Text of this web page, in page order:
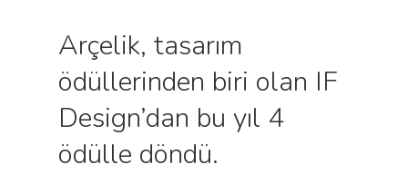
Arçelik, tasarım
ödüllerinden biri olan IF
Design’dan bu yıl 4
ödülle döndü.